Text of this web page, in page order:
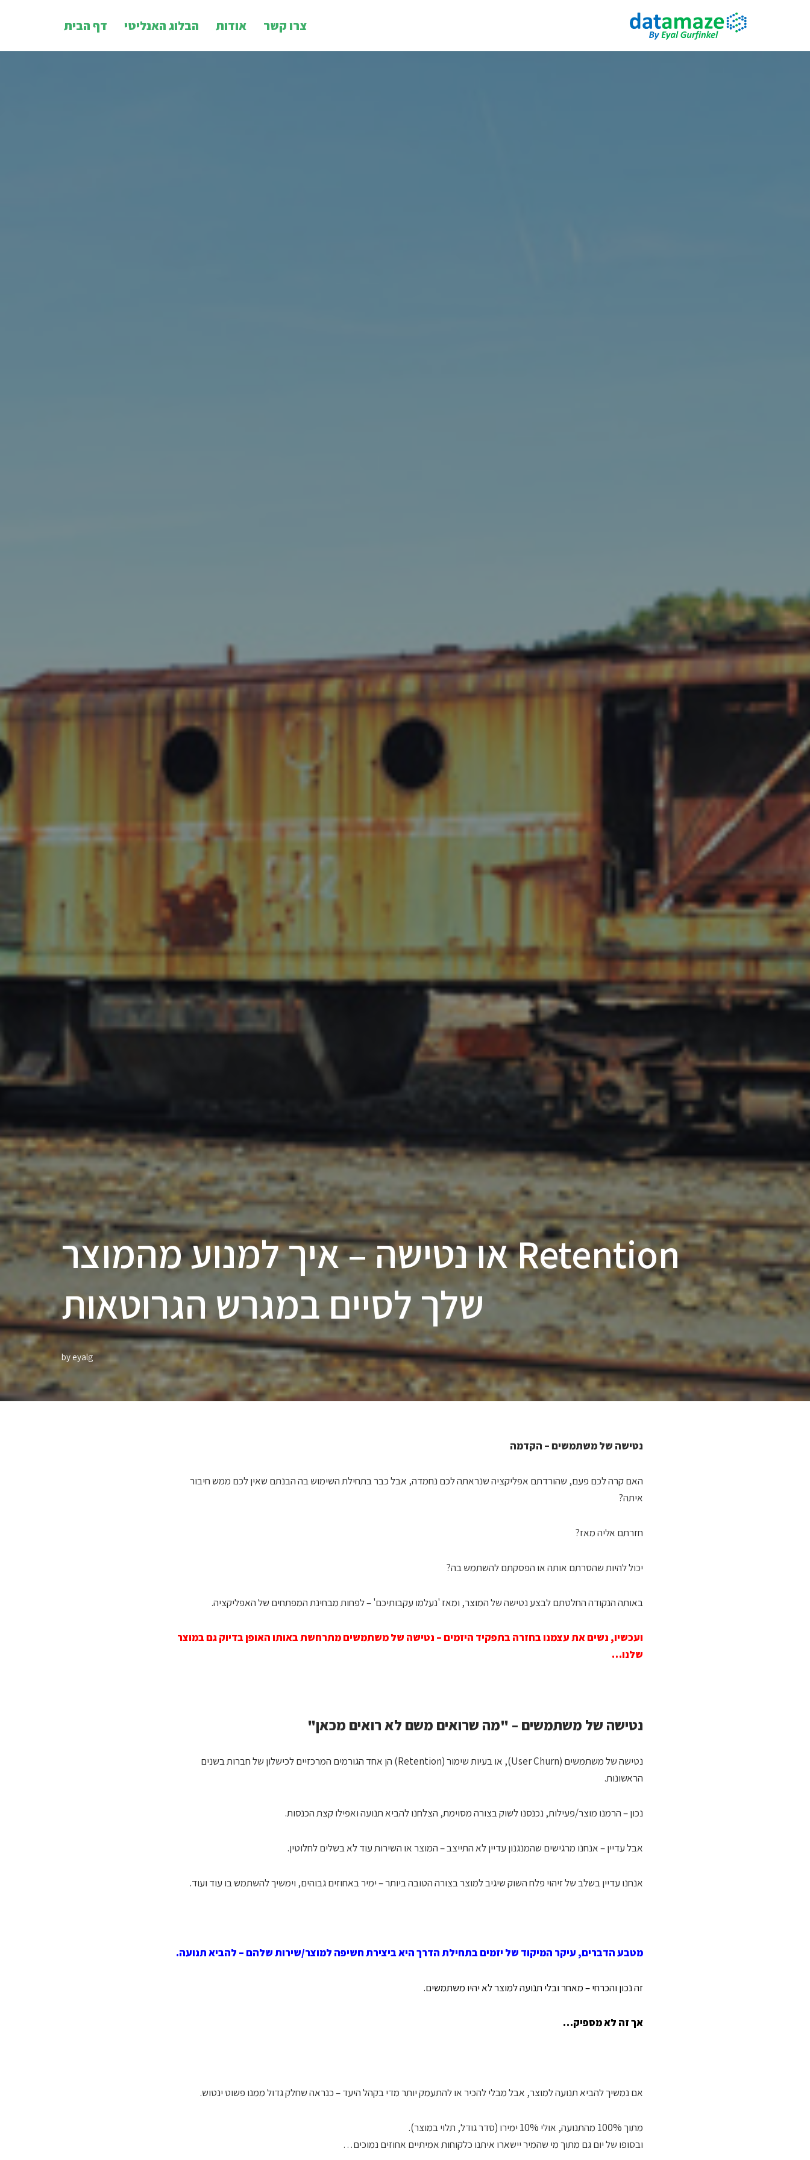
to
צרו קשר אודות הבלוג האנליטי דף הבית
Retention או נטישה – איך למנוע מהמוצר
שלך לסיים במגרש הגרוטאות
byeyalg
נטישה של משתמשים – הקדמה
האם קרה לכם פעם, שהורדתם אפליקציה שנראתה לכם נחמדה, אבל כבר בתחילת השימוש בה הבנתם שאין לכם ממש חיבור
איתה?
חזרתם אליה מאז?
יכול להיות שהסרתם אותה או הפסקתם להשתמש בה?
באותה הנקודה החלטתם לבצע נטישה של המוצר, ומאז 'נעלמו עקבותיכם' – לפחות מבחינת המפתחים של האפליקציה.
ועכשיו, נשים את עצמנו בחזרה בתפקיד היזמים – נטישה של משתמשים מתרחשת באותו האופן בדיוק גם במוצר
שלנו…
נטישה של משתמשים – "מה שרואים משם לא רואים מכאן"
נטישה של משתמשים (User Churn), או בעיות שימור (Retention) הן אחד הגורמים המרכזיים לכישלון של חברות בשנים
הראשונות.
נכון – הרמנו מוצר/פעילות, נכנסנו לשוק בצורה מסוימת, הצלחנו להביא תנועה ואפילו קצת הכנסות.
אבל עדיין – אנחנו מרגישים שהמנגנון עדיין לא התייצב – המוצר או השירות עוד לא בשלים לחלוטין.
אנחנו עדיין בשלב של זיהוי פלח השוק שיגיב למוצר בצורה הטובה ביותר – ימיר באחוזים גבוהים, וימשיך להשתמש בו עוד ועוד.
מטבע הדברים, עיקר המיקוד של יזמים בתחילת הדרך היא ביצירת חשיפה למוצר/שירות שלהם – להביא תנועה.
זה נכון והכרחי – מאחר ובלי תנועה למוצר לא יהיו משתמשים.
אך זה לא מספיק…
אם נמשיך להביא תנועה למוצר, אבל מבלי להכיר או להתעמק יותר מדי בקהל היעד – כנראה שחלק גדול ממנו פשוט ינטוש.
מתוך 100% מהתנועה, אולי 10% ימירו (סדר גודל, תלוי במוצר).
ובסופו של יום גם מתוך מי שהמיר יישארו איתנו כלקוחות אמיתיים אחוזים נמוכים…